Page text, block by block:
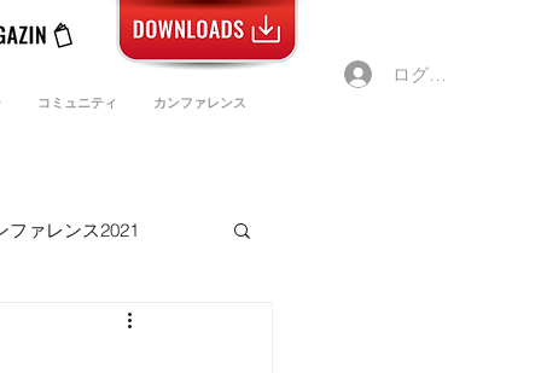
コミュニティ カンファレンス
ログイン
ファレンス2021